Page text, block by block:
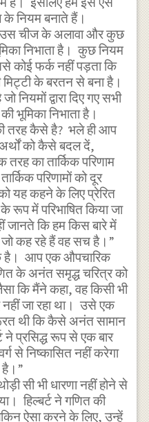
नियम बनाते हैं।
उस चीज के अलावा और कुछ
निभाता है। कुछ नियम
कोई फर्क नहीं पड़ता कि
के बरतन से बना है।
नियमों द्वारा दिए गए सभी
भूमिका निभाता है।
तरह कैसे है? भले ही आप
को कैसे बदल दें,
का तार्किक परिणाम
परिणामों को दूर
यह कहने के लिए प्रेरित
रूप में परिभाषित किया जा
जानते कि हम किस बारे में
कह रहे हैं वह सच है।”
है। आप एक औपचारिक
के अनंत समृद्ध चरित्र को
कि मैंने कहा, वह किसी भी
जा रहा था। उसे एक
थी कि कैसे अनंत सामान
ने प्रसिद्ध रूप से एक बार
से निष्कासित नहीं करेगा
है।”
सी भी धारणा नहीं होने से
हिल्बर्ट ने गणित की
ऐसा करने के लिए, उन्हें